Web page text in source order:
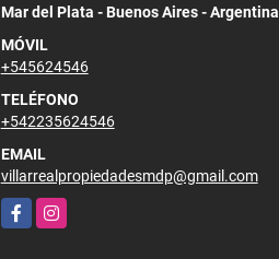
Mar del Plata - Buenos Aires - Argentina
MÓVIL
+545624546
TELÉFONO
+542235624546
EMAIL
villarrealpropiedadesmdp@gmail.com
FacebookInstagram